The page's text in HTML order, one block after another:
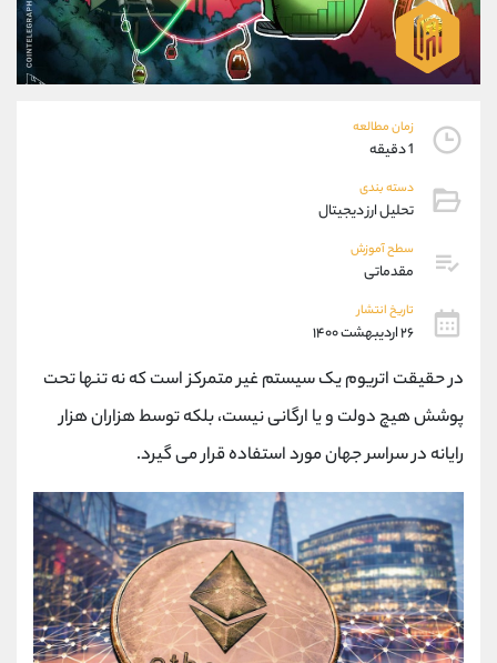
زمان مطالعه
1 دقیقه
دسته بندی
تحلیل ارز دیجیتال
سطح آموزش
مقدماتی
تاریخ انتشار
۲۶ اردیبهشت ۱۴۰۰
در حقیقت اتریوم یک سیستم غیر متمرکز است که نه تنها تحت
پوشش هیچ دولت و یا ارگانی نیست، بلکه توسط هزاران هزار
رایانه در سراسر جهان مورد استفاده قرار می گیرد.
09194198792
واتساپ شروع گفتگو
تلگرام @Armteam_admin_33
داخلی 118
پشتیبان فروش
واتساپ
داخلی
اطلاعات تماس (دفتر فروش)
021-22021030
تلفن
بدون پیش شماره 90001030
اینستاگرام @alireza.mehrabii
کانال بله @alirezamehrabi_official